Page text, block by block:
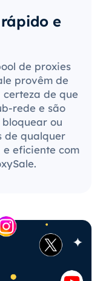
e
de proxies
provêm de
de que
rede e são
ou
de qualquer
eficiente com